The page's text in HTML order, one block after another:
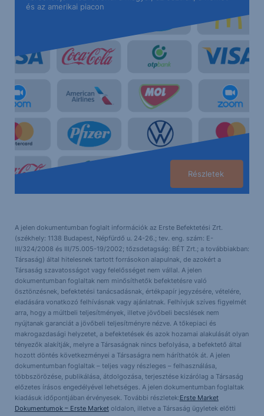
és az amerikai piacon
Részletek
A jelen dokumentumban foglalt információk az Erste Befektetési Zrt.
(székhely: 1138 Budapest, Népfürdő u. 24-26.; tev. eng. szám: E-
III/324/2008 és III/75.005-19/2002; tőzsdetagság: BÉT Zrt.; a továbbiakban:
Társaság) által hitelesnek tartott forrásokon alapulnak, de azokért a
Társaság szavatosságot vagy felelősséget nem vállal. A jelen
dokumentumban foglaltak nem minősíthetők befektetésre való
ösztönzésnek, befektetési tanácsadásnak, értékpapír jegyzésére, vételére,
eladására vonatkozó felhívásnak vagy ajánlatnak. Felhívjuk szíves figyelmét
arra, hogy a múltbeli teljesítmények, illetve jövőbeli becslések nem
nyújtanak garanciát a jövőbeli teljesítményre nézve. A tőkepiaci és
makrogazdasági helyzetet, a befektetések és azok hozamai alakulását olyan
tényezők alakítják, melyre a Társaságnak nincs befolyása, a befektető által
hozott döntés következményei a Társaságra nem háríthatók át. A jelen
dokumentumban foglaltak – teljes vagy részleges – felhasználása,
többszörözése, publikálása, átdolgozása, terjesztése kizárólag a Társaság
előzetes írásos engedélyével lehetséges. A jelen dokumentumban foglaltak
kiadásuk időpontjában érvényesek. További részletek:Erste Market
Dokumentumok – Erste Marketoldalon, illetve a Társaság ügyletek előtti